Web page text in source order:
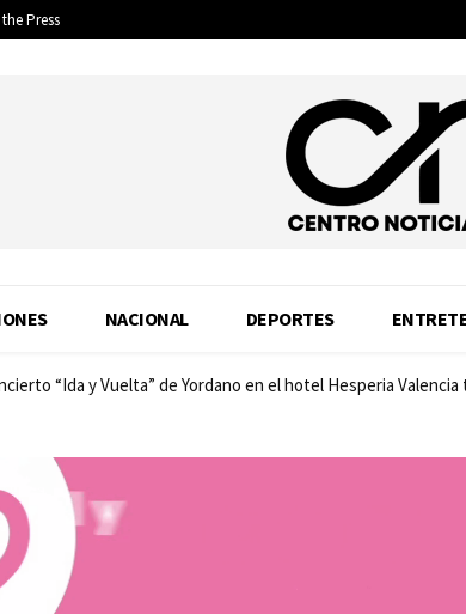
Press
NACIONAL DEPORTES
“Ida y Vuelta” de Yordano en el hotel Hesperia Valencia
y velocidad: Samsung estrena SSD 990